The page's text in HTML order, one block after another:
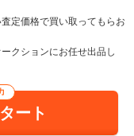
定価格で買い取ってもらお
クションにお任せ出品し
ート